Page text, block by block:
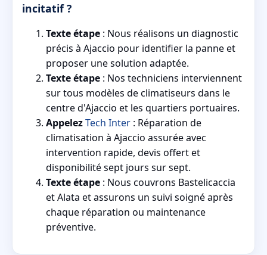
incitatif ?
Texte étape : Nous réalisons un diagnostic
précis à Ajaccio pour identifier la panne et
proposer une solution adaptée.
Texte étape : Nos techniciens interviennent
sur tous modèles de climatiseurs dans le
centre d'Ajaccio et les quartiers portuaires.
AppelezTech Inter : Réparation de
climatisation à Ajaccio assurée avec
intervention rapide, devis offert et
disponibilité sept jours sur sept.
Texte étape : Nous couvrons Bastelicaccia
et Alata et assurons un suivi soigné après
chaque réparation ou maintenance
préventive.